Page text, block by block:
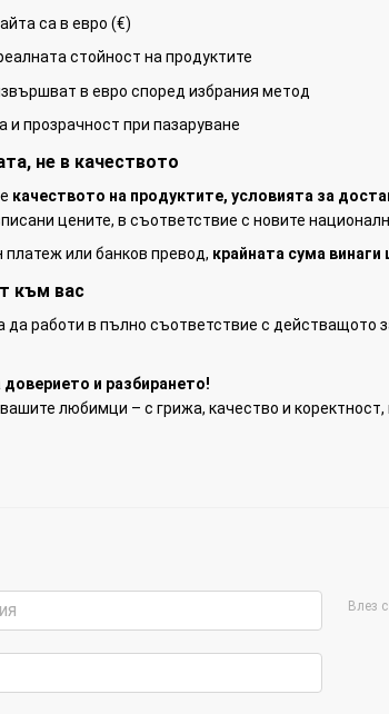
са в евро (€)
стойност на продуктите
в евро според избрания метод
и прозрачност при пазаруване
не в качеството
качеството на продуктите, условията за
цените, в съответствие с новите
или банков превод, крайната сума
към вас
работи в пълно съответствие с действащото
и разбирането!
любимци – с грижа, качество и коректност,
Влез с